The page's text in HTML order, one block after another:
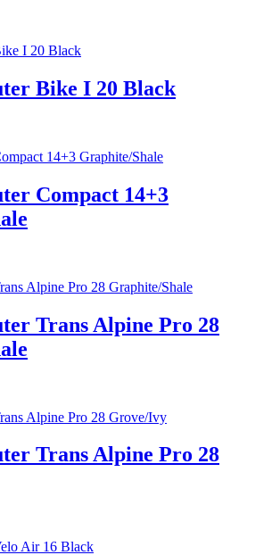
Bike I 20 Black
Compact 14+3
Trans Alpine Pro 28
Trans Alpine Pro 28